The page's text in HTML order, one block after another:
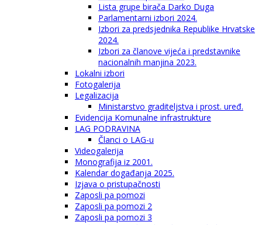
Lista grupe birača Darko Duga
Parlamentarni izbori 2024.
Izbori za predsjednika Republike Hrvatske
2024.
Izbori za članove vijeća i predstavnike
nacionalnih manjina 2023.
Lokalni izbori
Fotogalerija
Legalizacija
Ministarstvo graditeljstva i prost. uređ.
Evidencija Komunalne infrastrukture
LAG PODRAVINA
Članci o LAG-u
Videogalerija
Monografija iz 2001.
Kalendar događanja 2025.
Izjava o pristupačnosti
Zaposli pa pomozi
Zaposli pa pomozi 2
Zaposli pa pomozi 3